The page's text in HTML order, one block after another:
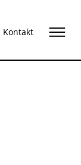
Kontakt